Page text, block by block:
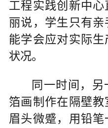
工程实践创新中
丽说，学生只有
能学会应对实际
状况。
同一时间，
箔画制作在隔壁
眉头微蹙，用铅